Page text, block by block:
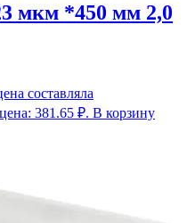
мкм *450 мм 2,0
составляла
381.65 ₽. В корзину